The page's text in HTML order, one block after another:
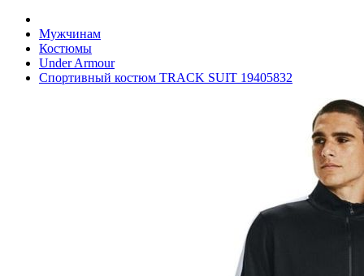
Мужчинам
Костюмы
Under Armour
Спортивный костюм TRACK SUIT 19405832